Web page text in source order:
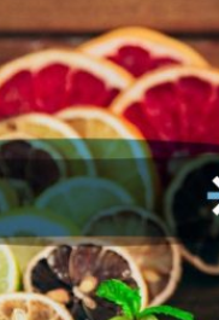
nos assuntos e
em um instante.
Unidos na foto abaixo.